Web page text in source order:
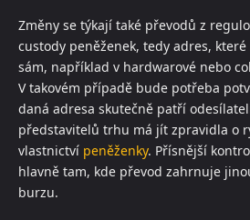
Změny se týkají také převodů z
custody peněženek, tedy adres,
sám, například v hardwarové nebo
V takovém případě bude potřeba
daná adresa skutečně patří
představitelů trhu má jít zpravidla o
vlastnictví peněženky. Přísnější
hlavně tam, kde převod zahrnuje
burzu.